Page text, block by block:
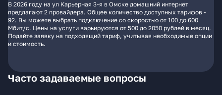
В 2026 году на ул Карьерная 3-я в Омске домашний интернет
предлагают 2 провайдера. Общее количество доступных тарифов -
92. Вы можете выбрать подключение со скоростью от 100 до 600
Мбит/с. Цены на услуги варьируются от 500 до 2050 рублей в месяц.
Подайте заявку на подходящий тариф, учитывая необходимые опции
и стоимость.
Часто задаваемые вопросы